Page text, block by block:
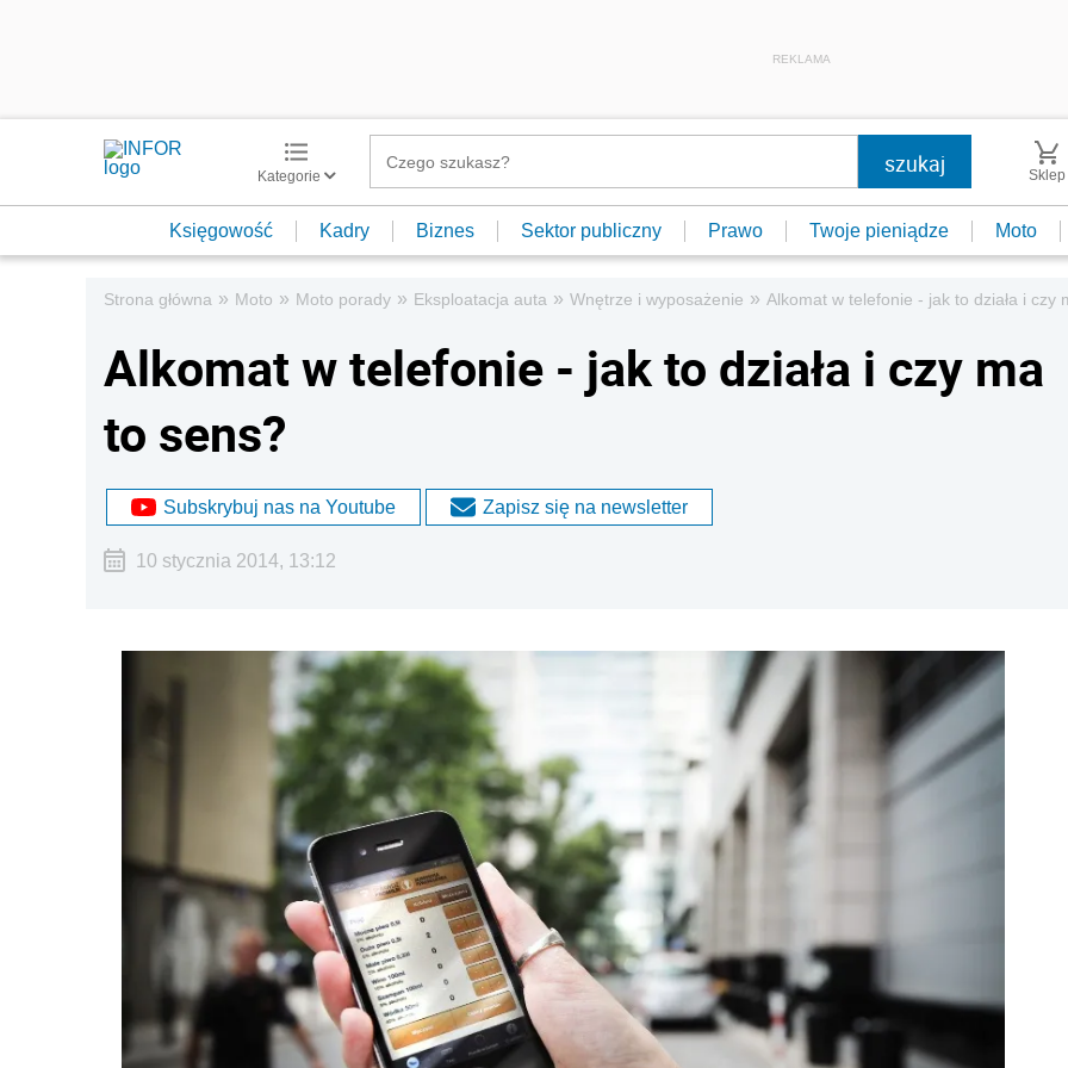
REKLAMA
Kategorie Sklep
Księgowość Kadry Biznes Sektor publiczny Prawo Twoje pieniądze Moto
Strona główna » Moto » Moto porady » Eksploatacja auta » Wnętrze i wyposażenie » Alkomat w telefonie - jak to działa i czy
Alkomat w telefonie - jak to działa i czy ma
to sens?
Subskrybuj nas na Youtube Zapisz się na newsletter
10 stycznia 2014, 13:12